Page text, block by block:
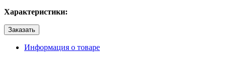
Характеристики:
Заказать
Информация о товаре